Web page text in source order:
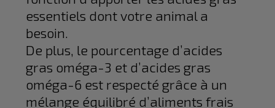
essentiels dont votre animal a
besoin.
De plus, le pourcentage d’acides
gras oméga-3 et d’acides gras
oméga-6 est respecté grâce à un
mélange équilibré d’aliments frais